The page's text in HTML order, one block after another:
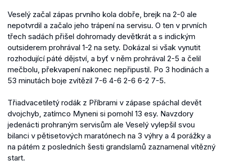
Veselý začal zápas prvního kola dobře, brejk na 2-0 ale
nepotvrdil a začalo jeho trápení na servisu. O ten v prvních
třech sadách přišel dohromady devětkrát a s indickým
outsiderem prohrával 1-2 na sety. Dokázal si však vynutit
rozhodující páté dějství, a byť v něm prohrával 2-5 a čelil
mečbolu, překvapení nakonec nepřipustil. Po 3 hodinách a
53 minutách boje zvítězil 7-6 4-6 2-6 6-2 7-5.
Třiadvacetiletý rodák z Příbrami v zápase spáchal devět
dvojchyb, zatímco Myneni si pomohl 13 esy. Navzdory
jedenácti prohraným servisům ale Veselý vylepšil svou
bilanci v pětisetových maratónech na 3 výhry a 4 porážky a
na pátém z posledních šesti grandslamů zaznamenal vítězný
start.